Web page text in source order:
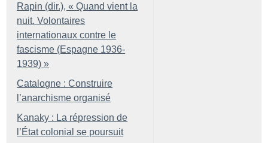
Rapin (dir.), « Quand vient la
nuit. Volontaires
internationaux contre le
fascisme (Espagne 1936-
1939) »
Catalogne : Construire
l’anarchisme organisé
Kanaky : La répression de
l’État colonial se poursuit